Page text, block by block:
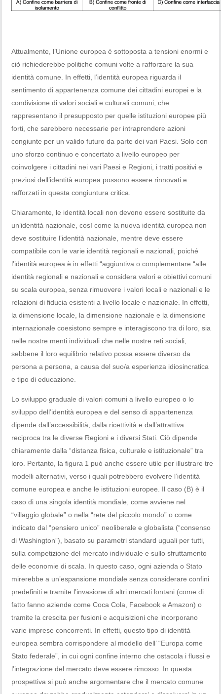
Attualmente, l’Unione europea è sottoposta a tensioni enormi e
ciò richiederebbe politiche comuni volte a rafforzare la sua
identità comune. In effetti, l’identità europea riguarda il
sentimento di appartenenza comune dei cittadini europei e la
condivisione di valori sociali e culturali comuni, che
rappresentano il presupposto per quelle istituzioni europee più
forti, che sarebbero necessarie per intraprendere azioni
congiunte per un valido futuro da parte dei vari Paesi. Solo con
uno sforzo continuo e concertato a livello europeo per
coinvolgere i cittadini nei vari Paesi e Regioni, i tratti positivi e
preziosi dell’identità europea possono essere rinnovati e
rafforzati in questa congiuntura critica.
Chiaramente, le identità locali non devono essere sostituite da
un’identità nazionale, così come la nuova identità europea non
deve sostituire l’identità nazionale, mentre deve essere
compatibile con le varie identità regionali e nazionali, poiché
l’identità europea è in effetti “aggiuntiva o complementare “alle
identità regionali e nazionali e considera valori e obiettivi comuni
su scala europea, senza rimuovere i valori locali e nazionali e le
relazioni di fiducia esistenti a livello locale e nazionale. In effetti,
la dimensione locale, la dimensione nazionale e la dimensione
internazionale coesistono sempre e interagiscono tra di loro, sia
nelle nostre menti individuali che nelle nostre reti sociali,
sebbene il loro equilibrio relativo possa essere diverso da
persona a persona, a causa del suo/a esperienza idiosincratica
e tipo di educazione.
Lo sviluppo graduale di valori comuni a livello europeo o lo
sviluppo dell’identità europea e del senso di appartenenza
dipende dall’accessibilità, dalla ricettività e dall’attrattiva
reciproca tra le diverse Regioni e i diversi Stati. Ciò dipende
chiaramente dalla “distanza fisica, culturale e istituzionale” tra
loro. Pertanto, la figura 1 può anche essere utile per illustrare tre
modelli alternativi, verso i quali potrebbero evolvere l’identità
comune europea e anche le istituzioni europee. Il caso (B) è il
caso di una singola identità mondiale, come avviene nel
“villaggio globale” o nella “rete del piccolo mondo” o come
indicato dal “pensiero unico” neoliberale e globalista (“consenso
di Washington”), basato su parametri standard uguali per tutti,
sulla competizione del mercato individuale e sullo sfruttamento
delle economie di scala. In questo caso, ogni azienda o Stato
mirerebbe a un’espansione mondiale senza considerare confini
predefiniti e tramite l’invasione di altri mercati lontani (come di
fatto fanno aziende come Coca Cola, Facebook e Amazon) o
tramite la crescita per fusioni e acquisizioni che incorporano
varie imprese concorrenti. In effetti, questo tipo di identità
europea sembra corrispondere al modello dell’ “Europa come
Stato federale”, in cui ogni confine interno che ostacola i flussi e
l’integrazione del mercato deve essere rimosso. In questa
prospettiva si può anche argomentare che il mercato comune